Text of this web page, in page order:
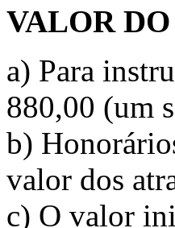
VALOR
a) Para
880,00 (um
b)
valor dos
c) O valor